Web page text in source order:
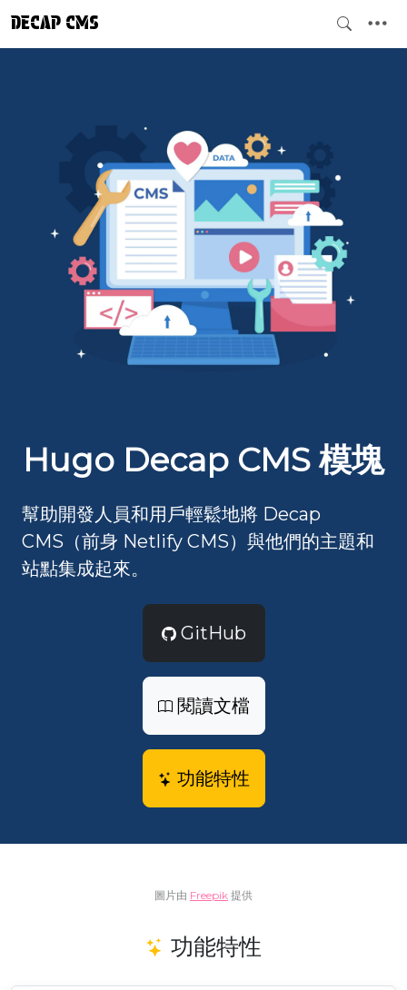
DECAP CMS
Hugo Decap CMS 模塊
幫助開發人員和用戶輕鬆地將 Decap
CMS（前身 Netlify CMS）與他們的主題和
站點集成起來。
GitHub
閱讀文檔
功能特性
圖片由 Freepik 提供
功能特性